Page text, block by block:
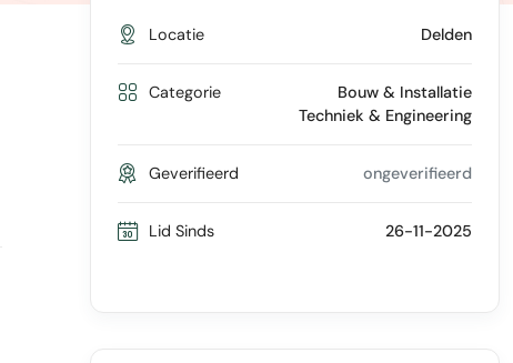
Locatie Delden
Categorie
Bouw & Installatie
Techniek & Engineering
Geverifieerd ongeverifieerd
Lid Sinds 26-11-2025